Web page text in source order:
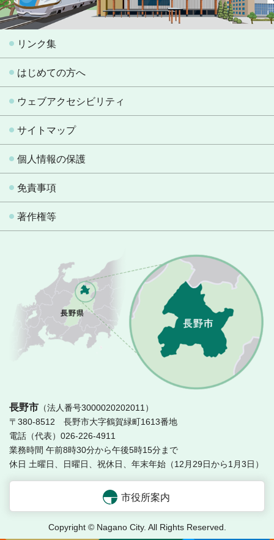
リンク集
はじめての方へ
ウェブアクセシビリティ
サイトマップ
個人情報の保護
免責事項
著作権等
長野市 （法人番号3000020202011）
〒380-8512 長野市大字鶴賀緑町1613番地
電話（代表）026-226-4911
業務時間 午前8時30分から午後5時15分まで
休日 土曜日、日曜日、祝休日、年末年始（12月29日から1月3日）
市役所案内
Copyright © Nagano City. All Rights Reserved.